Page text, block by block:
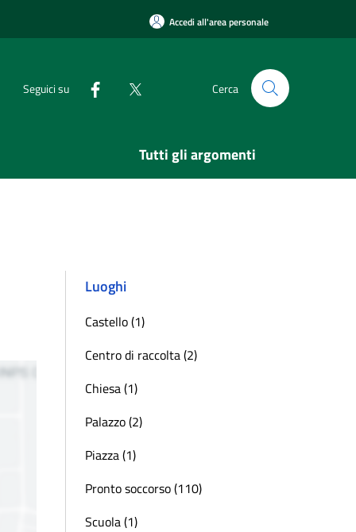
Accedi all'area personale
Seguici su Cerca
Tutti gli argomenti
Luoghi
Castello (1)
Centro di raccolta (2)
Chiesa (1)
Palazzo (2)
Piazza (1)
Pronto soccorso (110)
Scuola (1)